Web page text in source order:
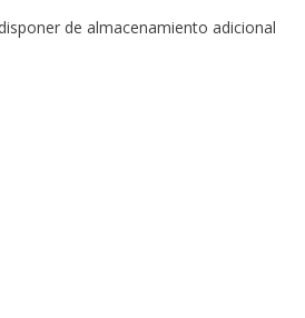
de almacenamiento adicional